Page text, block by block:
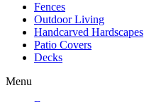
Fences
Outdoor Living
Handcarved Hardscapes
Patio Covers
Decks
Menu